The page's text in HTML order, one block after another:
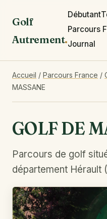
Golf
Autrement.
Débutant
Parcours
Journal
Accueil / Parcours France /
MASSANE
GOLF DE
Parcours de golf
département Hérault